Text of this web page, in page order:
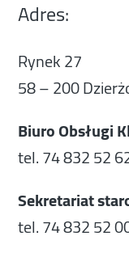
Adres:
Rynek 27
58 – 200
Biuro Obsługi
tel. 74 832 52
Sekretariat
tel. 74 832 52